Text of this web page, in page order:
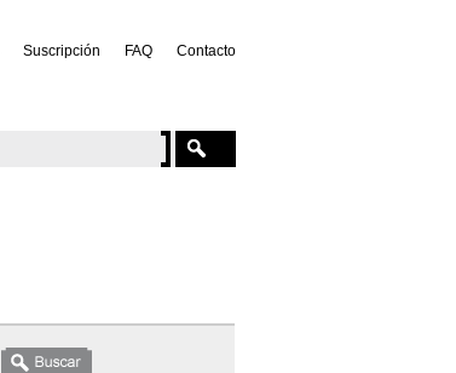
Suscripción FAQ Contacto